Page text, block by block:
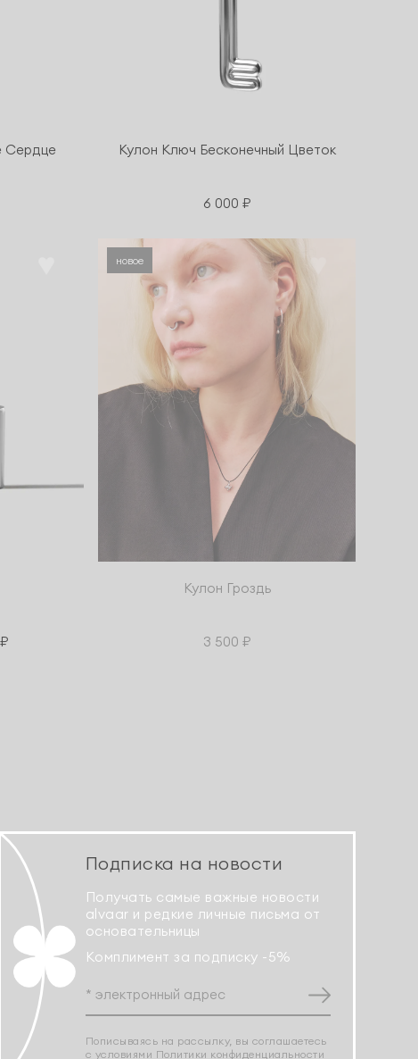
Сердце Кулон Ключ Бесконечный Цветок
6 000 ₽
новое
Кулон Гроздь
3 500 ₽
Подписка на новости
Получать самые важные новости
alvaar и редкие личные письма от
основательницы
Комплимент за подписку -5%
Пописываясь на рассылку, вы соглашаетесь
с условиями Политики конфиденциальности